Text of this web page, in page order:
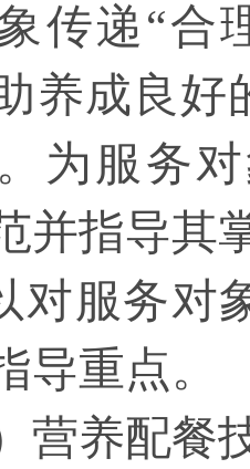
传递 “合
养成良好
为服务
并指导其
对服务对
导重点。
营养配餐